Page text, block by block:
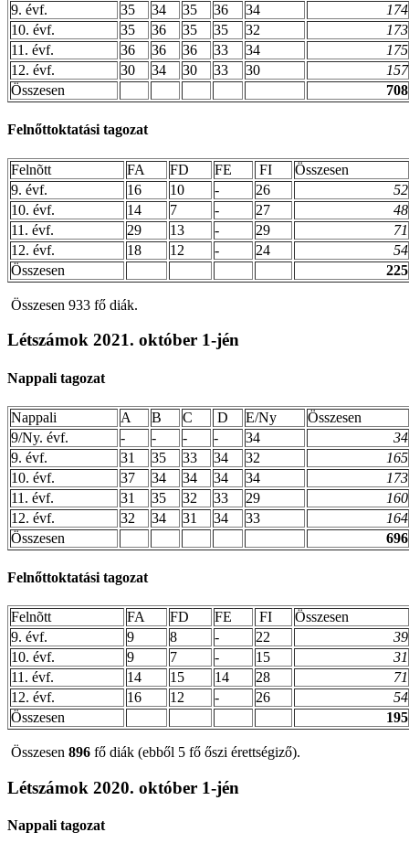
9. évf.
35 34 35 36 34
174
10. évf.
35 36 35 35 32
173
11. évf.
36 36 36 33 34
175
12. évf.
30 34 30 33 30
157
Összesen
708
Felnőttoktatási tagozat
Felnõtt FA FD FE FI
Összesen
9. évf.
16 10 - 26
52
10. évf.
14 7 - 27
48
11. évf.
29 13 - 29
71
12. évf.
18 12 - 24
54
Összesen
225
Összesen 933 fő diák.
Létszámok 2021. október 1-jén
Nappali tagozat
Nappali A B C D E/Ny
Összesen
9/Ny. évf.
- - - - 34
34
9. évf.
31 35 33 34 32
165
10. évf.
37 34 34 34 34
173
11. évf.
31 35 32 33 29
160
12. évf.
32 34 31 34 33
164
Összesen
696
Felnőttoktatási tagozat
Felnõtt FA FD FE FI
Összesen
9. évf.
9 8 - 22
39
10. évf.
9 7 - 15
31
11. évf.
14 15 14 28
71
12. évf.
16 12 - 26
54
Összesen
195
Összesen 896 fő diák (ebből 5 fő őszi érettségiző).
Létszámok 2020. október 1-jén
Nappali tagozat